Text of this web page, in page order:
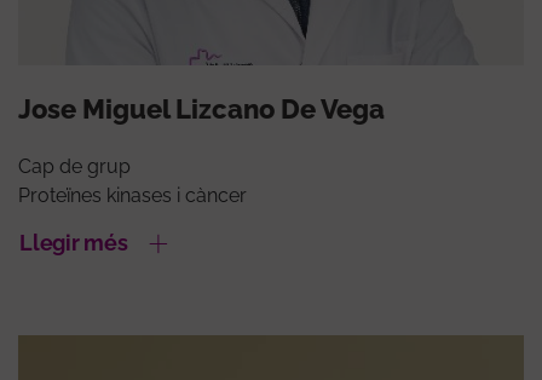
Jose Miguel Lizcano De Vega
Cap de grup
Proteïnes kinases i càncer
Llegir més